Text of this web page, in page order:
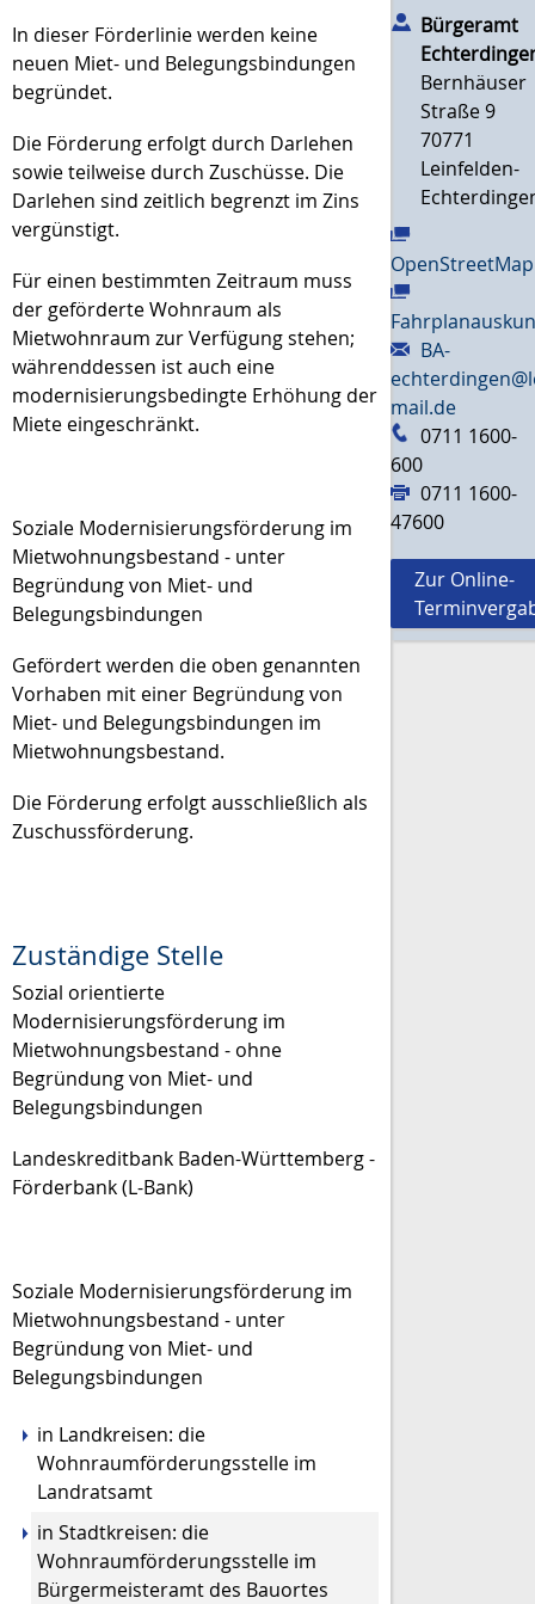
In dieser Förderlinie werden keine
neuen Miet- und Belegungsbindungen
begründet.
Die Förderung erfolgt durch Darlehen
sowie teilweise durch Zuschüsse. Die
Darlehen sind zeitlich begrenzt im Zins
vergünstigt.
Für einen bestimmten Zeitraum muss
der geförderte Wohnraum als
Mietwohnraum zur Verfügung stehen;
währenddessen ist auch eine
modernisierungsbedingte Erhöhung der
Miete eingeschränkt.
Soziale Modernisierungsförderung im
Mietwohnungsbestand - unter
Begründung von Miet- und
Belegungsbindungen
Gefördert werden die oben genannten
Vorhaben mit einer Begründung von
Miet- und Belegungsbindungen im
Mietwohnungsbestand.
Die Förderung erfolgt ausschließlich als
Zuschussförderung.
Zuständige Stelle
Sozial orientierte
Modernisierungsförderung im
Mietwohnungsbestand - ohne
Begründung von Miet- und
Belegungsbindungen
Landeskreditbank Baden-Württemberg -
Förderbank (L-Bank)
Soziale Modernisierungsförderung im
Mietwohnungsbestand - unter
Begründung von Miet- und
Belegungsbindungen
in Landkreisen: die
Wohnraumförderungsstelle im
Landratsamt
in Stadtkreisen: die
Wohnraumförderungsstelle im
Bürgermeisteramt des Bauortes
Bürgeramt
Bernhäuser
Straße 9
70771
Leinfelden-
OpenStreetMap
BA-
mail.de
0711 1600-
600
0711 1600-
47600
Zur Online-